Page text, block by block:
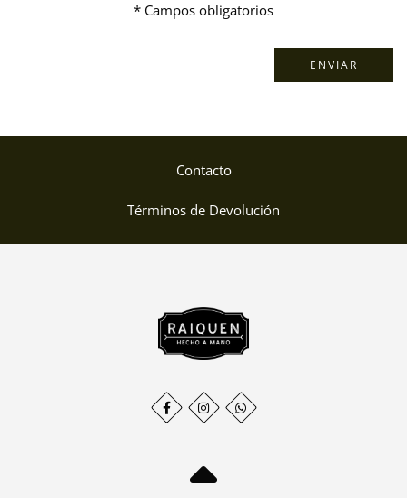
* Campos obligatorios
Contacto
Términos de Devolución